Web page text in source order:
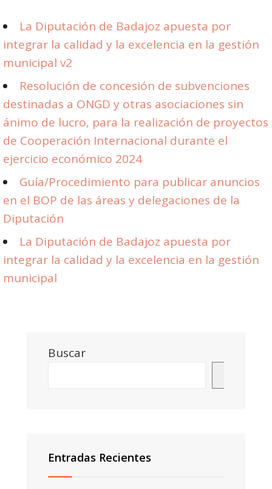
La Diputación de Badajoz apuesta por
integrar la calidad y la excelencia en la gestión
municipal v2
Resolución de concesión de subvenciones
destinadas a ONGD y otras asociaciones sin
ánimo de lucro, para la realización de proyectos
de Cooperación Internacional durante el
ejercicio económico 2024
Guía/Procedimiento para publicar anuncios
en el BOP de las áreas y delegaciones de la
Diputación
La Diputación de Badajoz apuesta por
integrar la calidad y la excelencia en la gestión
municipal
Buscar
Entradas Recientes